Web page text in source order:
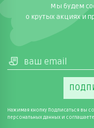
Мы будем
о крутых акциях и
Нажимая кнопку Подписаться вы
персональных данных и